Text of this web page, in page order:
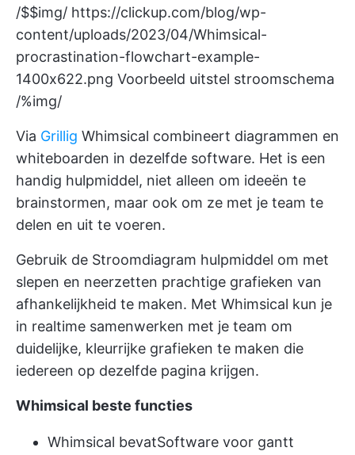
/$$img/ https://clickup.com/blog/wp-
content/uploads/2023/04/Whimsical-
procrastination-flowchart-example-
1400x622.png Voorbeeld uitstel stroomschema
/%img/
Via Grillig Whimsical combineert diagrammen en
whiteboarden in dezelfde software. Het is een
handig hulpmiddel, niet alleen om ideeën te
brainstormen, maar ook om ze met je team te
delen en uit te voeren.
Gebruik de Stroomdiagram hulpmiddel om met
slepen en neerzetten prachtige grafieken van
afhankelijkheid te maken. Met Whimsical kun je
in realtime samenwerken met je team om
duidelijke, kleurrijke grafieken te maken die
iedereen op dezelfde pagina krijgen.
Whimsical beste functies
Whimsical bevatSoftware voor gantt